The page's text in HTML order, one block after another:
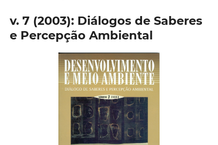
v. 7 (2003): Diálogos de Saberes
e Percepção Ambiental